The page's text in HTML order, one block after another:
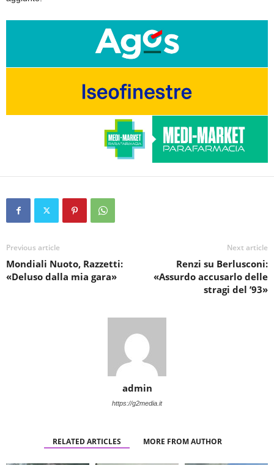
Previous article
Mondiali Nuoto, Razzetti:
«Deluso dalla mia gara»
Next article
Renzi su Berlusconi:
«Assurdo accusarlo delle
stragi del ’93»
admin
https://g2media.it
RELATED ARTICLES MORE FROM AUTHOR